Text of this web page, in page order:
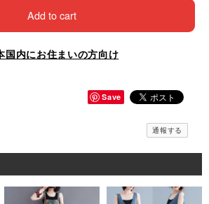
Add to cart
国内にお住まいの方向け
Save
通報する